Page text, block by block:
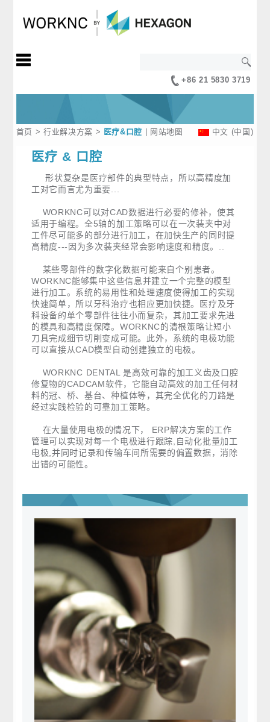
+86 21 5830 3719
首页 >行业解决方案 > 医疗&口腔 网站地图 中文 (中国)
医疗 & 口腔
形状复杂是医疗部件的典型特点，所以高精度加
工对它而言尤为重要...
WORKNC可以对CAD数据进行必要的修补，使其
适用于编程。全5轴的加工策略可以在一次装夹中对
工件尽可能多的部分进行加工，在加快生产的同时提
高精度---因为多次装夹经常会影响速度和精度。..
某些零部件的数字化数据可能来自个别患者。
WORKNC能够集中这些信息并建立一个完整的模型
进行加工。系统的易用性和处理速度使得加工的实现
快速简单，所以牙科治疗也相应更加快捷。医疗及牙
科设备的单个零部件往往小而复杂，其加工要求先进
的模具和高精度保障。WORKNC的清根策略让短小
刀具完成细节切削变成可能。此外，系统的电极功能
可以直接从CAD模型自动创建独立的电极。
WORKNC DENTAL 是高效可靠的加工义齿及口腔
修复物的CADCAM软件，它能自动高效的加工任何材
料的冠、桥、基台、种植体等，其完全优化的刀路是
经过实践检验的可靠加工策略。
在大量使用电极的情况下， ERP解决方案的工作
管理可以实现对每一个电极进行跟踪,自动化批量加工
电极,并同时记录和传输车间所需要的偏置数据，消除
出错的可能性。